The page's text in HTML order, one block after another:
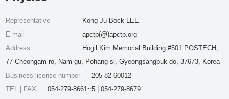
Representative
Kong-Ju-Bock LEE
E-mail
apctp(@)apctp.org
Address
Hogil Kim Memorial Building #501 POSTECH,
77 Cheongam-ro, Nam-gu, Pohang-si, Gyeongsangbuk-do, 37673, Korea
Business license number
205-82-60012
TEL | FAX
054-279-8661~5 | 054-279-8679